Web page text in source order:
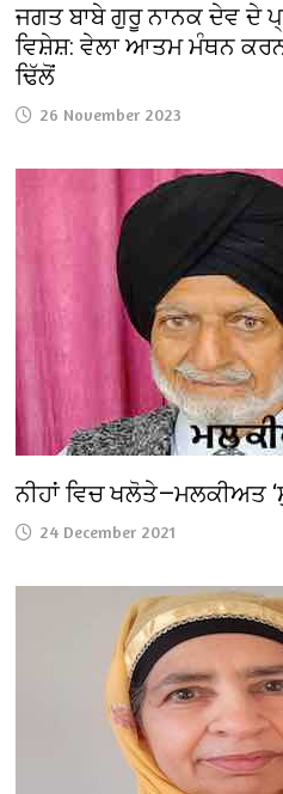
ਜਗਤ ਬਾਬੇ ਗੁਰੂ ਨਾਨਕ ਦੇਵ ਦੇ
ਵਿਸ਼ੇਸ਼: ਵੇਲਾ ਆਤਮ ਮੰਥਨ ਕਰਨ
ਢਿੱਲੋਂ
26 November 2023
ਨੀਹਾਂ ਵਿਚ ਖਲੋਤੇ—ਮਲਕੀਅਤ
24 December 2021